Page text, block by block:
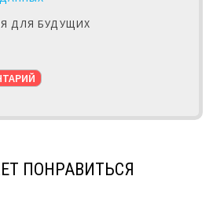
ДЛЯ БУДУЩИХ
ПОНРАВИТЬСЯ